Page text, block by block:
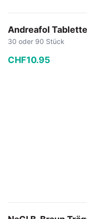
Andreafol
30 oder 90 Stück
CHF10.95